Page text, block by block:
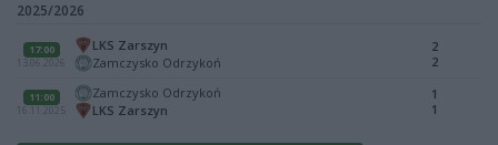
2025/2026
17:00
13.06.2026
LKS Zarszyn
Zamczysko Odrzykoń
2
2
11:00
16.11.2025
Zamczysko Odrzykoń
LKS Zarszyn
1
1